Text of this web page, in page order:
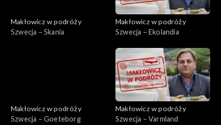
Makłowicz w podróży
Szwecja – Skania
Makłowicz w podróży
Szwecja – Ekolandia
Makłowicz w podróży
Szwecja – Goeteborg
Makłowicz w podróży
Szwecja – Varmland